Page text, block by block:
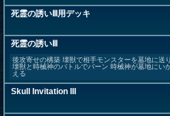
死霊の誘いⅢ用デッキ
死霊の誘いⅢ
後攻寄せの構築 壊獣で相手モンスターを墓地に送
壊獣と時械神のバトルでバーン 時械神が墓地にい
える
Skull Invitation III